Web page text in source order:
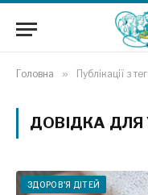
Головна » Публікації з
ДОВІДКА ДЛЯ
ЗДОРОВ'Я ДІТЕЙ